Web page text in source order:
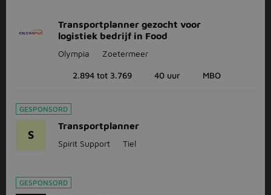
Transportplanner gezocht voor
logistiek bedrijf in Food
Olympia Zoetermeer
2.894 tot 3.769 40 uur MBO
GESPONSORD
S
Transportplanner
Spirit Support Tiel
GESPONSORD